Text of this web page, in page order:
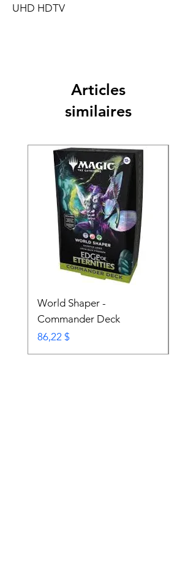
UHD HDTV
Articles
similaires
World Shaper -
Commander Deck
Prix
86,22 $